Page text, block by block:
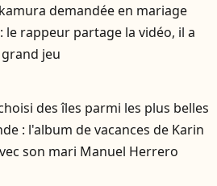
demandée en mariage
le rappeur partage la vidéo, il a
jeu
des îles parmi les plus belles
: l'album de vacances de Karin
son mari Manuel Herrero